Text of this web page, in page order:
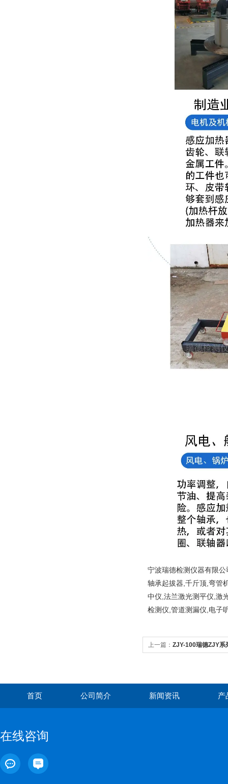
宁波瑞德检测仪器有限
轴承起拔器,千斤顶,弯管
中仪,法兰激光测平仪,激
检测仪,管道测漏仪,电子
上一篇： ZJY-100瑞德ZJY系
首页 公司简介 新闻资讯 产
在线咨询